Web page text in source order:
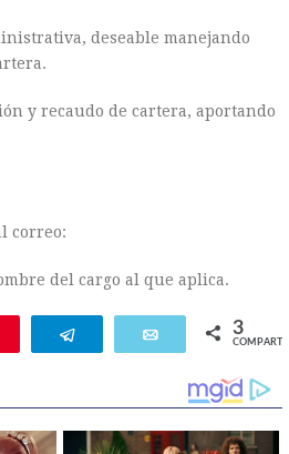
deseable manejando
y recaudo de cartera, aportando
correo:
del cargo al que aplica.
Telegram Email 3
COMPARTIR